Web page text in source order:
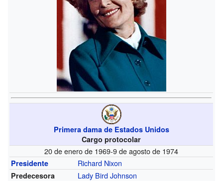
Primera dama de Estados Unidos
Cargo protocolar
20 de enero de 1969-9 de agosto de 1974
Presidente Richard Nixon
Predecesora Lady Bird Johnson